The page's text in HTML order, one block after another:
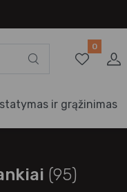
0
ir grąžinimas
(95)